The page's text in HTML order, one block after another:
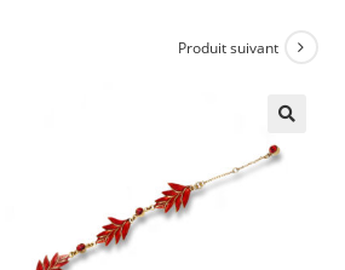
Produit suivant